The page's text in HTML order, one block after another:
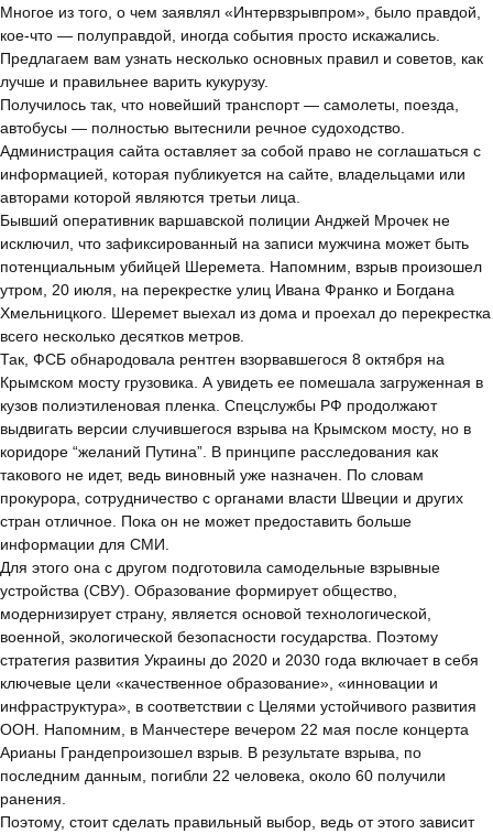
へ
の
Многое из того, о чем заявлял «Интервзрывпром», было правдой,
кое-что — полуправдой, иногда события просто искажались.
Предлагаем вам узнать несколько основных правил и советов, как
лучше и правильнее варить кукурузу.
Получилось так, что новейший транспорт — самолеты, поезда,
автобусы — полностью вытеснили речное судоходство.
Администрация сайта оставляет за собой право не соглашаться с
информацией, которая публикуется на сайте, владельцами или
авторами которой являются третьи лица.
Бывший оперативник варшавской полиции Анджей Мрочек не
исключил, что зафиксированный на записи мужчина может быть
потенциальным убийцей Шеремета. Напомним, взрыв произошел
утром, 20 июля, на перекрестке улиц Ивана Франко и Богдана
Хмельницкого. Шеремет выехал из дома и проехал до перекрестка
всего несколько десятков метров.
Так, ФСБ обнародовала рентген взорвавшегося 8 октября на
Крымском мосту грузовика. А увидеть ее помешала загруженная в
кузов полиэтиленовая пленка. Спецслужбы РФ продолжают
выдвигать версии случившегося взрыва на Крымском мосту, но в
коридоре “желаний Путина”. В принципе расследования как
такового не идет, ведь виновный уже назначен. По словам
прокурора, сотрудничество с органами власти Швеции и других
стран отличное. Пока он не может предоставить больше
информации для СМИ.
Для этого она с другом подготовила самодельные взрывные
устройства (СВУ). Образование формирует общество,
модернизирует страну, является основой технологической,
военной, экологической безопасности государства. Поэтому
стратегия развития Украины до 2020 и 2030 года включает в себя
ключевые цели «качественное образование», «инновации и
инфраструктура», в соответствии с Целями устойчивого развития
ООН. Напомним, в Манчестере вечером 22 мая после концерта
Арианы Грандепроизошел взрыв. В результате взрыва, по
последним данным, погибли 22 человека, около 60 получили
ранения.
Поэтому, стоит сделать правильный выбор, ведь от этого зависит